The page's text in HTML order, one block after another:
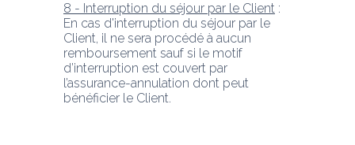
8 - Interruption du séjour par le Client :
En cas d'interruption du séjour par le
Client, il ne sera procédé à aucun
remboursement sauf si le motif
d’interruption est couvert par
l’assurance-annulation dont peut
bénéficier le Client.